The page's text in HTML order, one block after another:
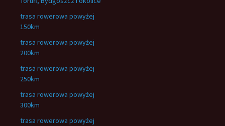
trasa rowerowa powyżej
150km
trasa rowerowa powyżej
200km
trasa rowerowa powyżej
250km
trasa rowerowa powyżej
300km
trasa rowerowa powyżej